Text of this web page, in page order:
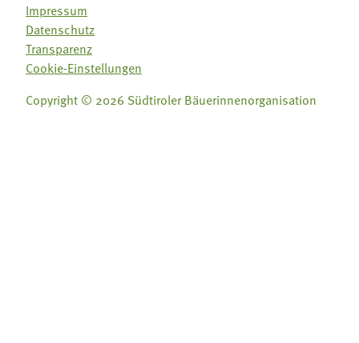
Impressum
Datenschutz
Transparenz
Cookie-Einstellungen
Copyright © 2026 Südtiroler Bäuerinnenorganisation